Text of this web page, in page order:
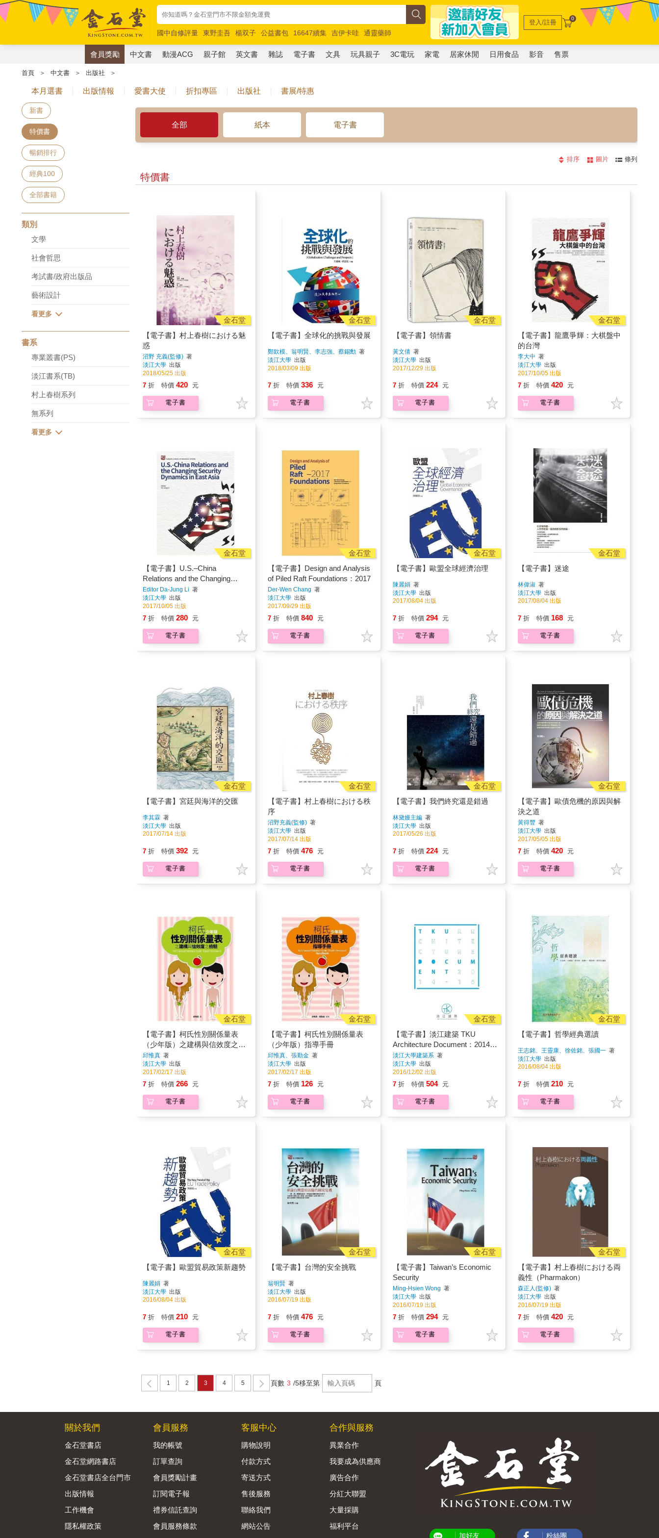
國中自修評量 東野圭吾 楊双子 公益書包 16647續集 吉伊卡哇
通靈藥師
唯紅花綻放
奧德賽 路邊攤新作 馬斯克 玩具總動員5 超慢跑
登入/註冊 0
會員獎勵 中文書 動漫ACG 親子館 英文書 雜誌 電子書 文具 玩具親子 3C電玩 家電 居家休閒 日用食品 影音 售票
首頁 ＞ 中文書 ＞ 出版社 ＞
本月選書 出版情報 愛書大使 折扣專區 出版社 書展/特惠
新書
特價書
暢銷排行
經典100
全部書籍
類別
文學
社會哲思
考試書/政府出版品
藝術設計
書系
專業叢書(PS)
淡江書系(TB)
村上春樹系列
無系列
全部 紙本 電子書
排序 圖片 條列
特價書
金石堂
【電子書】村上春樹における魅
惑
沼野 充義(監修) 著
淡江大學 出版
2018/05/25 出版
7 折 特價 420 元
電子書
金石堂
【電子書】全球化的挑戰與發展
鄭欽模、翁明賢、李志強、蔡錫勳著
淡江大學 出版
2018/03/09 出版
7 折 特價 336 元
電子書
金石堂
【電子書】領情書
黃文倩著
淡江大學 出版
2017/12/29 出版
7 折 特價 224 元
電子書
金石堂
【電子書】龍鷹爭輝：大棋盤中
的台灣
李大中 著
淡江大學 出版
2017/10/05 出版
7 折 特價 420 元
電子書
金石堂
【電子書】U.S.–China
Relations and the Changing
Security Dynamics in East Asia
Editor Da-Jung Li 著
淡江大學 出版
2017/10/05 出版
7 折 特價 280 元
電子書
金石堂
【電子書】Design and Analysis
of Piled Raft Foundations：2017
Der-Wen Chang 著
淡江大學 出版
2017/09/29 出版
7 折 特價 840 元
電子書
金石堂
【電子書】歐盟全球經濟治理
陳麗娟 著
淡江大學 出版
2017/08/04 出版
7 折 特價 294 元
電子書
金石堂
【電子書】迷途
林偉淑 著
淡江大學 出版
2017/08/04 出版
7 折 特價 168 元
電子書
金石堂
【電子書】宮廷與海洋的交匯
李其霖 著
淡江大學 出版
2017/07/14 出版
7 折 特價 392 元
電子書
金石堂
【電子書】村上春樹における秩
序
沼野充義(監修)著
淡江大學 出版
2017/07/14 出版
7 折 特價 476 元
電子書
金石堂
【電子書】我們終究還是錯過
林黛嫚主編著
淡江大學 出版
2017/05/26 出版
7 折 特價 224 元
電子書
金石堂
【電子書】歐債危機的原因與解
決之道
黃得豐 著
淡江大學 出版
2017/05/05 出版
7 折 特價 420 元
電子書
金石堂
【電子書】柯氏性別關係量表
（少年版）之建構與信效度之檢
驗
邱惟真 著
淡江大學 出版
2017/02/17 出版
7 折 特價 266 元
電子書
金石堂
【電子書】柯氏性別關係量表
（少年版）指導手冊
邱惟真、張勤金著
淡江大學 出版
2017/02/17 出版
7 折 特價 126 元
電子書
金石堂
【電子書】淡江建築 TKU
Architecture Document：2014–
2016
淡江大學建築系著
淡江大學 出版
2016/12/02 出版
7 折 特價 504 元
電子書
金石堂
【電子書】哲學經典選讀
王志銘、王靈康、徐佐銘、張國一著
淡江大學 出版
2016/08/04 出版
7 折 特價 210 元
電子書
金石堂
【電子書】歐盟貿易政策新趨勢
陳麗娟 著
淡江大學 出版
2016/08/04 出版
7 折 特價 210 元
電子書
金石堂
【電子書】台灣的安全挑戰
翁明賢著
淡江大學 出版
2016/07/19 出版
7 折 特價 476 元
電子書
金石堂
【電子書】Taiwan’s Economic
Security
Ming-Hsien Wong 著
淡江大學 出版
2016/07/19 出版
7 折 特價 294 元
電子書
金石堂
【電子書】村上春樹における両
義性（Pharmakon）
森正人(監修)著
淡江大學 出版
2016/07/19 出版
7 折 特價 420 元
電子書
1 2 3 4 5 頁數 3 /5移至第 頁
關於我們
金石堂書店
金石堂網路書店
金石堂書店全台門市
出版情報
工作機會
隱私權政策
會員服務
我的帳號
訂單查詢
會員獎勵計畫
訂閱電子報
禮券信託查詢
會員服務條款
客服中心
購物說明
付款方式
寄送方式
售後服務
聯絡我們
網站公告
合作與服務
異業合作
我要成為供應商
廣告合作
分紅大聯盟
大量採購
福利平台
加好友 粉絲團